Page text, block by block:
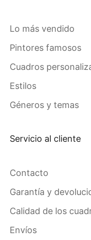
Lo más vendido
Pintores famosos
Cuadros
Estilos
Géneros y temas
Servicio al cliente
Contacto
Garantía y
Calidad de los
Envíos